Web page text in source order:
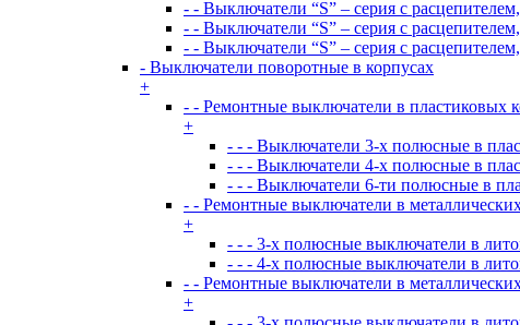
- - Выключатели “S” – серия с
- - Выключатели “S” – серия с
- - Выключатели “S” – серия с
- Выключатели поворотные в корпусах
+
- - Ремонтные выключатели в пластиковых
+
- - - Выключатели 3-х полюсные в
- - - Выключатели 4-х полюсные в
- - - Выключатели 6-ти полюсные в
- - Ремонтные выключатели в
+
- - - 3-х полюсные выключатели в
- - - 4-х полюсные выключатели в
- - Ремонтные выключатели в
+